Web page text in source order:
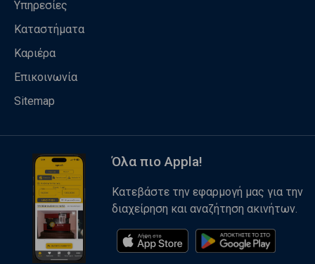
Υπηρεσίες
Καταστήματα
Καριέρα
Επικοινωνία
Sitemap
Όλα πιο Appla!
Κατεβάστε την εφαρμογή μας για την
διαχείρηση και αναζήτηση ακινήτων.